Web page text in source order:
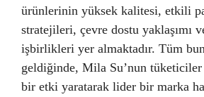
ürünlerinin yüksek kalitesi, etkili
stratejileri, çevre dostu yaklaşımı
işbirlikleri yer almaktadır. Tüm
geldiğinde, Mila Su’nun
bir etki yaratarak lider bir marka